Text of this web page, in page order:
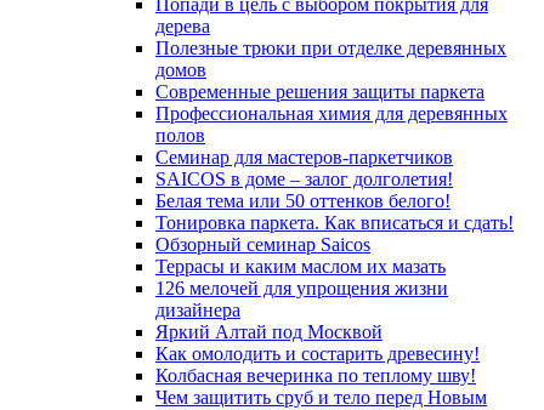
Попади в цель с выбором покрытия для
дерева
Полезные трюки при отделке деревянных
домов
Современные решения защиты паркета
Профессиональная химия для деревянных
полов
Семинар для мастеров-паркетчиков
SAICOS в доме – залог долголетия!
Белая тема или 50 оттенков белого!
Тонировка паркета. Как вписаться и сдать!
Обзорный семинар Saicos
Террасы и каким маслом их мазать
126 мелочей для упрощения жизни
дизайнера
Яркий Алтай под Москвой
Как омолодить и состарить древесину!
Колбасная вечеринка по теплому шву!
Чем защитить сруб и тело перед Новым